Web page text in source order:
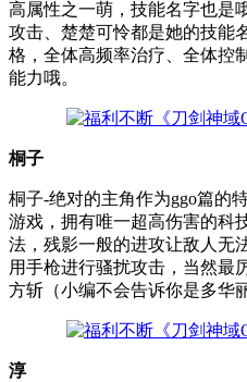
高属性之一萌，技能名字也是
攻击、楚楚可怜都是她的技能
格，全体高频率治疗、全体控
能力哦。
桐子
桐子-绝对的主角作为ggo篇的
游戏，拥有唯一超高伤害的科
法，残影一般的进攻让敌人无
用手枪进行骚扰攻击，当然最
方斩（小编不会告诉你是多华
淳